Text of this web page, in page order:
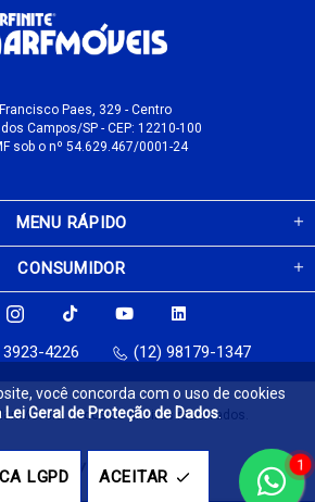
Paes, 329 - Centro
Campos/SP - CEP: 12210-100
sob o nº 54.629.467/0001-24
MENU RÁPIDO
CONSUMIDOR
4226 (12) 98179-1347
Todos os direitos reservados.
pela
você concorda com o uso de cookies
Lei Geral de Proteção de Dados.
LGPD ACEITAR
1